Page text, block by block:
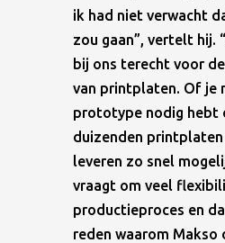
ik had niet verwacht
zou gaan”, vertelt hij.
bij ons terecht voor
van printplaten. Of je
prototype nodig hebt
duizenden
leveren zo snel
vraagt om veel
productieproces en
reden waarom Makso